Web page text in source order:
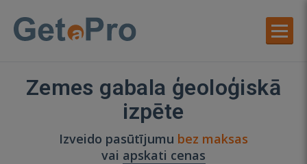
Zemes gabala ģeoloģiskā
izpēte
Izveido pasūtījumu bez maksas
vai apskati cenas